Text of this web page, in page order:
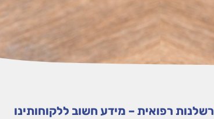
רשלנות רפואית – מידע חשוב ללקוחותינו